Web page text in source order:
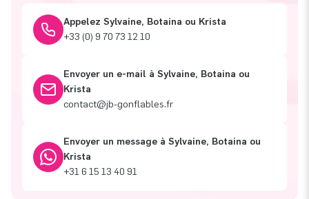
Appelez Sylvaine, Botaina ou Krista
+33 (0) 9 70 73 12 10
Envoyer un e-mail à Sylvaine, Botaina ou
Krista
contact@jb-gonflables.fr
Envoyer un message à Sylvaine, Botaina ou
Krista
+31 6 15 13 40 91